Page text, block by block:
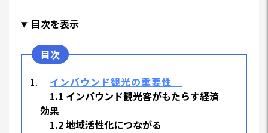
目次を表示
インバウンド観光の重要性
1.1 インバウンド観光客がもたらす経済
効果
1.2 地域活性化につながる